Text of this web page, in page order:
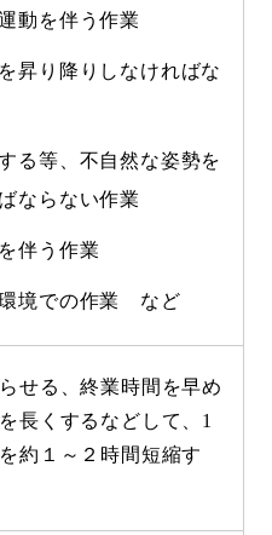
動を伴う作業
昇り降りしなければな
る等、不自然な姿勢を
ならない作業
伴う作業
境での作業 など
せる、終業時間を早め
長くするなどして、1
約１～２時間短縮す